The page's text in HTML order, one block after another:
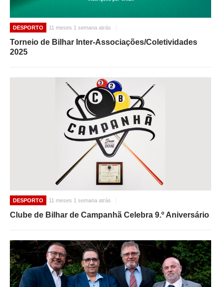
DESPORTO 11 meses 1 semana atrás
Torneio de Bilhar Inter-Associações/Coletividades
2025
DESPORTO 11 meses 1 semana atrás
Clube de Bilhar de Campanhã Celebra 9.º Aniversário